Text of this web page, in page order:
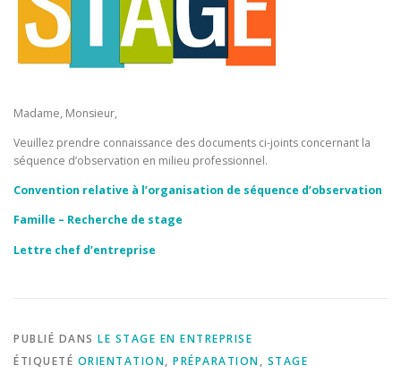
Madame, Monsieur,
Veuillez prendre connaissance des documents ci-joints concernant la
séquence d’observation en milieu professionnel.
Convention relative à l’organisation de séquence d’observation
Famille – Recherche de stage
Lettre chef d’entreprise
PUBLIÉ DANS LE STAGE EN ENTREPRISE
ÉTIQUETÉ ORIENTATION, PRÉPARATION, STAGE